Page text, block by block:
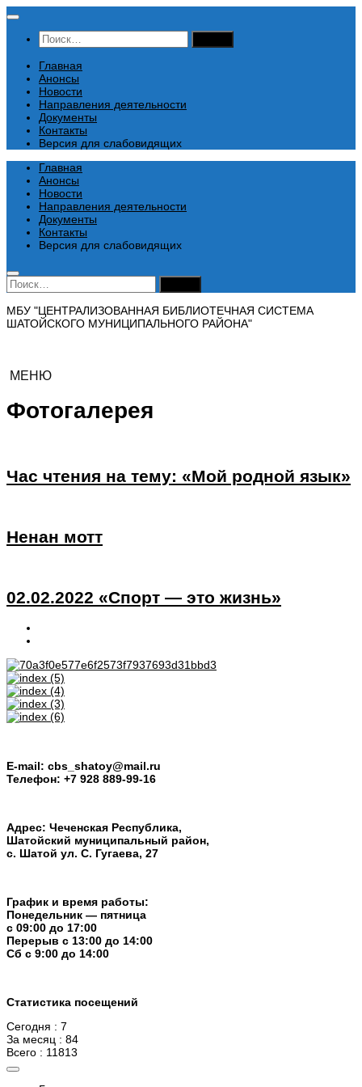
Перейти
содержимому
Найти:
Главная
Анонсы
Новости
Направления деятельности
Документы
Контакты
Версия для слабовидящих
Главная
Анонсы
Новости
Направления деятельности
Документы
Контакты
Версия для слабовидящих
Найти:
МБУ "ЦЕНТРАЛИЗОВАННАЯ БИБЛИОТЕЧНАЯ СИСТЕМА
ШАТОЙСКОГО МУНИЦИПАЛЬНОГО РАЙОНА"
МЕНЮ
Фотогалерея
Час чтения на тему: «Мой родной язык»
Ненан мотт
02.02.2022 «Спорт — это жизнь»
E-mail: cbs_shatoy@mail.ru
Телефон: +7 928 889-99-16
Адрес: Чеченская Республика,
Шатойский муниципальный район,
с. Шатой ул. С. Гугаева, 27
График и время работы:
Понедельник — пятница
с 09:00 до 17:00
Перерыв c 13:00 до 14:00
Cб с 9:00 до 14:00
Статистика посещений
Сегодня : 7
За месяц : 84
Всего : 11813